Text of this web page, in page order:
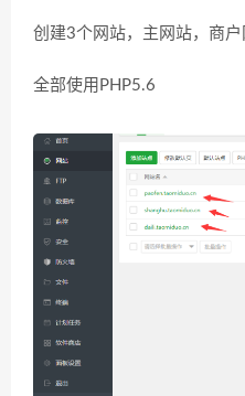
创建3个网站，主网站，商户
全部使用PHP5.6